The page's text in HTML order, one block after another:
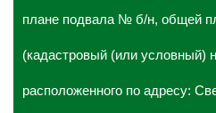
плане подвала № б/н, общей
(кадастровый (или условный)
расположенного по адресу: